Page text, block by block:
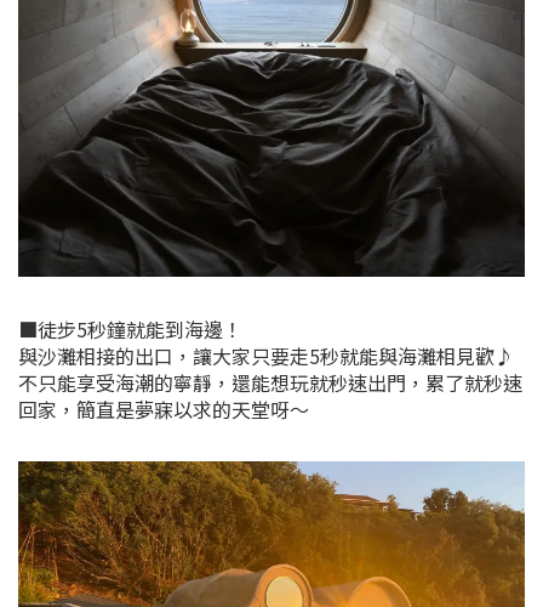
■徒步5秒鐘就能到海邊！
與沙灘相接的出口，讓大家只要走5秒就能與海灘相見歡♪
不只能享受海潮的寧靜，還能想玩就秒速出門，累了就秒速
回家，簡直是夢寐以求的天堂呀～